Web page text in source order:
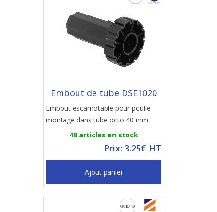
Embout de tube DSE1020
Embout escamotable pour poulie
montage dans tube octo 40 mm
48 articles en stock
Prix: 3.25€ HT
Ajout panier